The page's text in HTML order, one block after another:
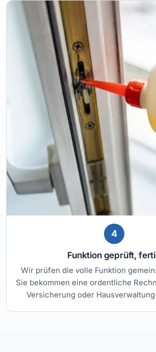
4
Funktion geprüft,
Wir prüfen die volle Funktion
Sie bekommen eine ordentliche
Versicherung oder